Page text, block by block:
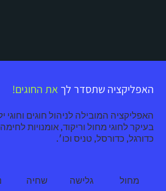
האפליקציה שתסדר לך את החוגים!
האפליקציה המובילה לניהול חוגים
בעיקר לחוגי מחול וריקוד, אומנויות
כדורגל, כדורסל, טניס וכו׳.
מחול גלישה שחיה